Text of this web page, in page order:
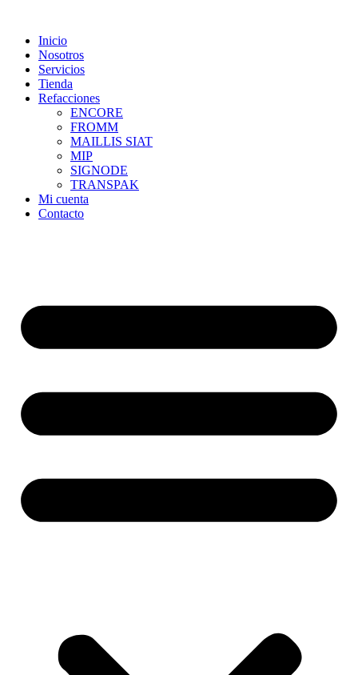
contentInicio
Nosotros
Servicios
Tienda
Refacciones
ENCORE
FROMM
MAILLIS SIAT
MIP
SIGNODE
TRANSPAK
Mi cuenta
Contacto